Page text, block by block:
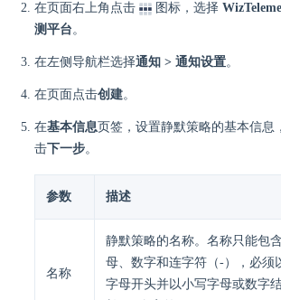
在页面右上角点击 图标，选择
测平台。
在左侧导航栏选择通知 > 通知设置。
在页面点击创建。
在基本信息页签，设置静默策略的基本信息
击下一步。
参数 描述
名称
静默策略的名称。名称只能包
母、数字和连字符（-），必须
字母开头并以小写字母或数字